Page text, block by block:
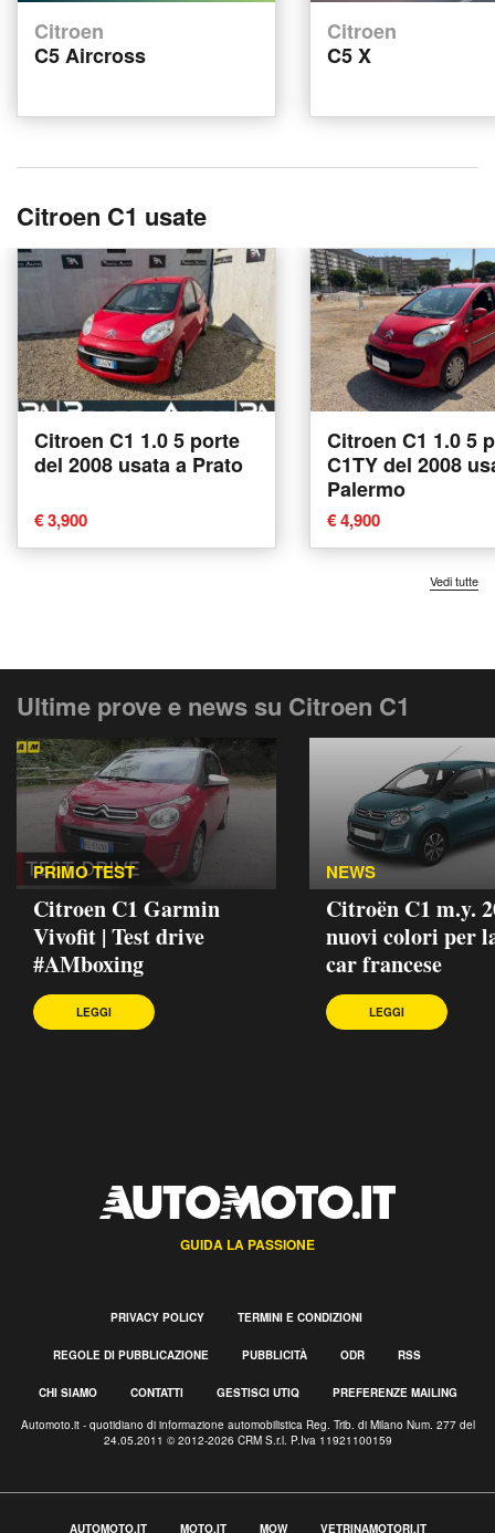
Citroen
C5 Aircross
Citroen
C5 X
Citroen C1 usate
Citroen C1 1.0 5 porte
del 2008 usata a Prato
€ 3,900
Citroen C1 1.0 5
C1TY del 2008
Palermo
€ 4,900
Vedi tutte
Ultime prove e news su Citroen C1
PRIMO TEST
Citroen C1 Garmin
Vivofit | Test drive
#AMboxing
LEGGI
NEWS
Citroën C1 m.y.
nuovi colori per
car francese
LEGGI
GUIDA LA PASSIONE
PRIVACY POLICY TERMINI E CONDIZIONI
REGOLE DI PUBBLICAZIONE PUBBLICITÀ ODR RSS
CHI SIAMO CONTATTI GESTISCI UTIQ PREFERENZE MAILING
Automoto.it - quotidiano di informazione automobilistica Reg. Trib. di Milano Num. 277 del
24.05.2011 © 2012-2026 CRM S.r.l. P.Iva 11921100159
AUTOMOTO.IT MOTO.IT MOW VETRINAMOTORI.IT